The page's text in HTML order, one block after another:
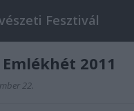
Fesztivál
2011
22.